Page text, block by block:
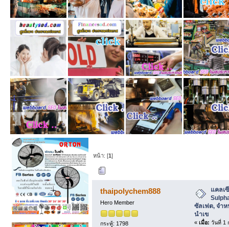
หน้า: [1]
ซัลเฟต, จำหน่ายแคลเซียมซัลเฟต นำเข
thaipolychem888
Hero Member
กระทู้: 1798
แคลเ
ซัลเฟต, จำ
นำเข
« เมื่อ: วันที่ 1